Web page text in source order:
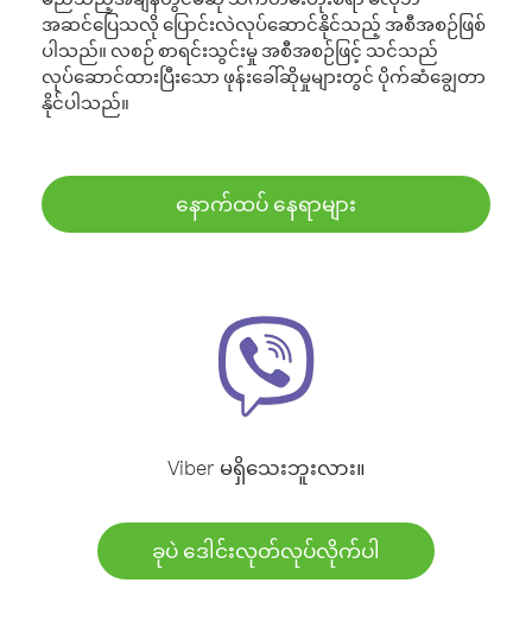
အဆင်ပြေသလို ပြောင်းလဲလုပ်ဆောင်နိုင်သည့် အစီအစဉ်ဖြစ်
ပါသည်။ လစဉ် စာရင်းသွင်းမှု အစီအစဉ်ဖြင့် သင်သည်
လုပ်ဆောင်ထားပြီးသော ဖုန်းခေါ်ဆိုမှုများတွင် ပိုက်ဆံချွေတာ
နိုင်ပါသည်။
နောက်ထပ် နေရာများ
Viber မရှိသေးဘူးလား။
ခုပဲ ဒေါင်းလုတ်လုပ်လိုက်ပါ